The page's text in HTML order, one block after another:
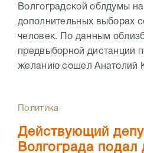
Волгоградской облдумы
дополнительных выборах
человек. По данным
предвыборной дистанции
желанию сошел Анатолий
Политика
Действующий
Волгограда подал